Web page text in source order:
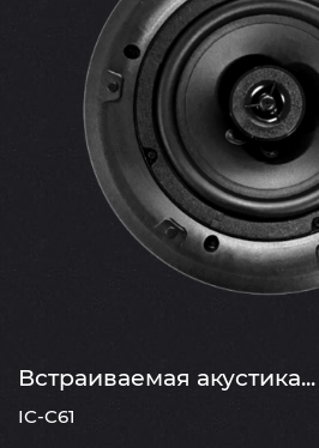
Встраиваемая акустика...
IC-C61